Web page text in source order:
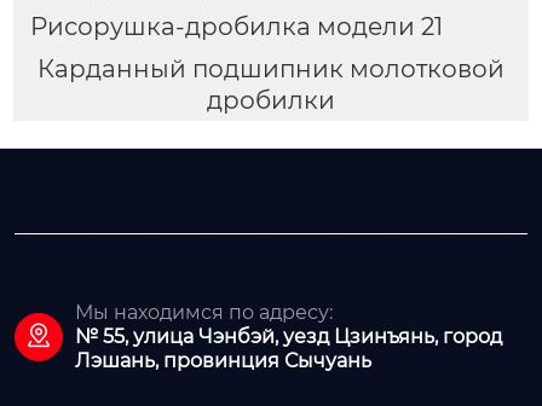
Рисорушка-дробилка модели 21
Карданный подшипник молотковой
дробилки

Мы находимся по адресу:
№ 55, улица Чэнбэй, уезд Цзинъянь, город
Лэшань, провинция Сычуань